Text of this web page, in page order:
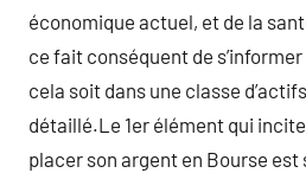
économique actuel, et de la
ce fait conséquent de s’informer
cela soit dans une classe
détaillé.Le 1er élément qui
placer son argent en Bourse est